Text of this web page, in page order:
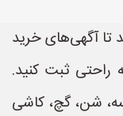
آگهی‌های خرید
راحتی ثبت کنید.
شن، گچ، کاشی